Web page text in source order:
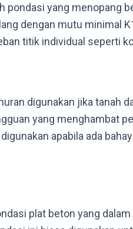
pondasi yang menopang
dengan mutu minimal
titik individual seperti
digunakan jika tanah
yang menghambat
apabila ada
plat beton yang